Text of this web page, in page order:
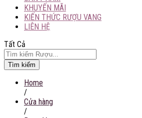
KHUYẾN MÃI
KIẾN THỨC RƯỢU VANG
LIÊN HỆ
Tất Cả
Tìm kiếm
Home
/
Cửa hàng
/